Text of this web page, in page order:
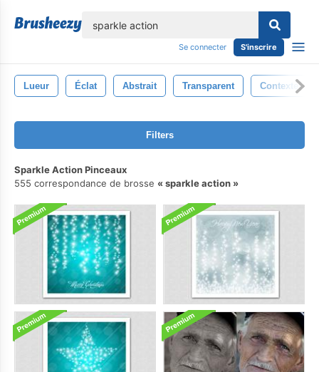
Se connecter S'inscrire
Lueur Éclat Abstrait Transparent Contexte
Filters
Sparkle Action Pinceaux
555 correspondance de brosse
sparkle action